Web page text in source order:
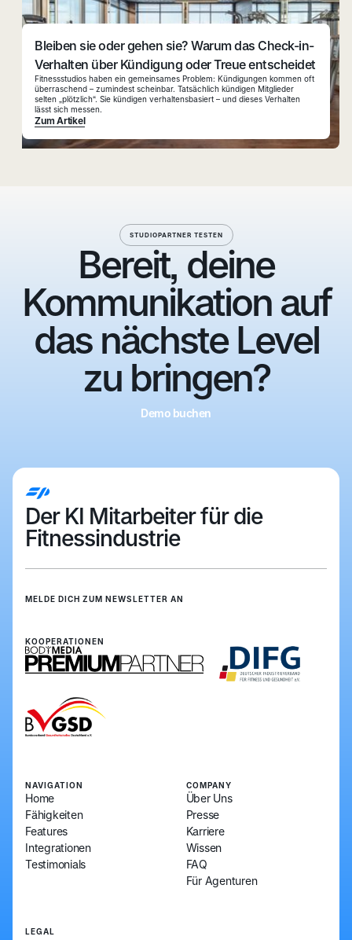
Bleiben sie oder gehen sie? Warum das Check-in-
Verhalten über Kündigung oder Treue entscheidet
Fitnessstudios haben ein gemeinsames Problem: Kündigungen kommen oft
überraschend – zumindest scheinbar. Tatsächlich kündigen Mitglieder
selten „plötzlich“. Sie kündigen verhaltensbasiert – und dieses Verhalten
lässt sich messen.
Zum Artikel
STUDIOPARTNER TESTEN
Bereit, deine
Kommunikation auf
das nächste Level
zu bringen?
Demo buchen
Der KI Mitarbeiter für die
Fitnessindustrie
MELDE DICH ZUM NEWSLETTER AN
Anmelden
KOOPERATIONEN
NAVIGATION
Home
Fähigkeiten
Features
Integrationen
Testimonials
COMPANY
Über Uns
Presse
Karriere
Wissen
FAQ
Für Agenturen
LEGAL